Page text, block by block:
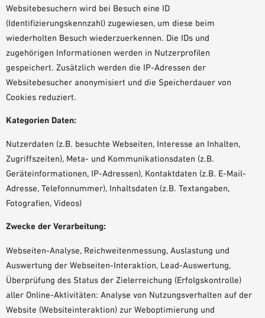
Websitebesuchern wird bei Besuch eine ID
(Identifizierungskennzahl) zugewiesen, um diese beim
wiederholten Besuch wiederzuerkennen. Die IDs und
zugehörigen Informationen werden in Nutzerprofilen
gespeichert. Zusätzlich werden die IP-Adressen der
Websitebesucher anonymisiert und die Speicherdauer von
Cookies reduziert.
Kategorien Daten:
Nutzerdaten (z.B. besuchte Webseiten, Interesse an Inhalten,
Zugriffszeiten), Meta- und Kommunikationsdaten (z.B.
Geräteinformationen, IP-Adressen), Kontaktdaten (z.B. E-Mail-
Adresse, Telefonnummer), Inhaltsdaten (z.B. Textangaben,
Fotografien, Videos)
Zwecke der Verarbeitung:
Webseiten-Analyse, Reichweitenmessung, Auslastung und
Auswertung der Webseiten-Interaktion, Lead-Auswertung,
Überprüfung des Status der Zielerreichung (Erfolgskontrolle)
aller Online-Aktivitäten: Analyse von Nutzungsverhalten auf der
Website (Websiteinteraktion) zur Weboptimierung und